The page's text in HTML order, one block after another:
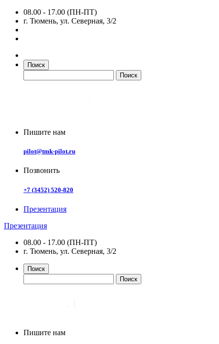
08.00 - 17.00 (ПН-ПТ)
г. Тюмень, ул. Северная, 3/2
Поиск
Пишите нам
pilot@tmk-pilot.ru
Позвонить
+7 (3452) 520-820
Презентация
Презентация
08.00 - 17.00 (ПН-ПТ)
г. Тюмень, ул. Северная, 3/2
Поиск
Пишите нам